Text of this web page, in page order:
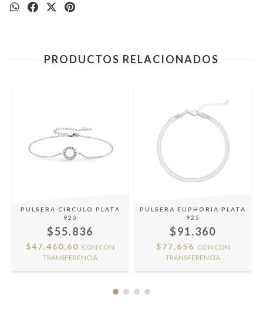
PRODUCTOS RELACIONADOS
PULSERA CIRCULO PLATA
925
$55.836
$47.460,60 CON CON
TRANSFERENCIA
PULSERA EUPHORIA PLATA
925
$91.360
$77.656 CON CON
TRANSFERENCIA